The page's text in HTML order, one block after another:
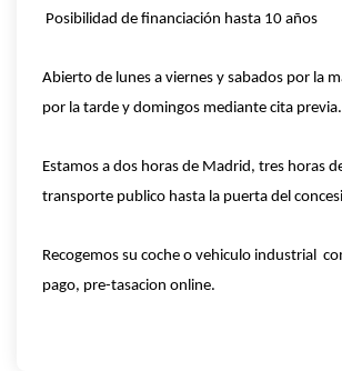
Posibilidad de financiación hasta 10 años
Abierto de lunes a viernes y sabados por la
por la tarde y domingos mediante cita previa.
Estamos a dos horas de Madrid, tres horas
transporte publico hasta la puerta del
Recogemos su coche o vehiculo industrial
pago, pre-tasacion online.